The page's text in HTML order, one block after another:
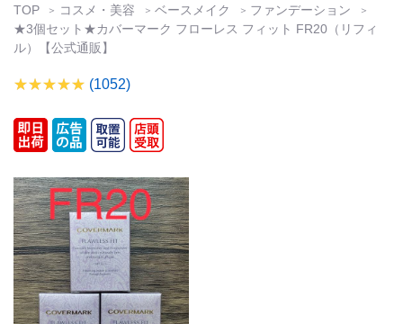
TOP コスメ・美容 ベースメイク
ファンデーション
★3個セット★カバーマーク フローレス フィット FR20（リフィ
ル）【公式通販】
(1052)